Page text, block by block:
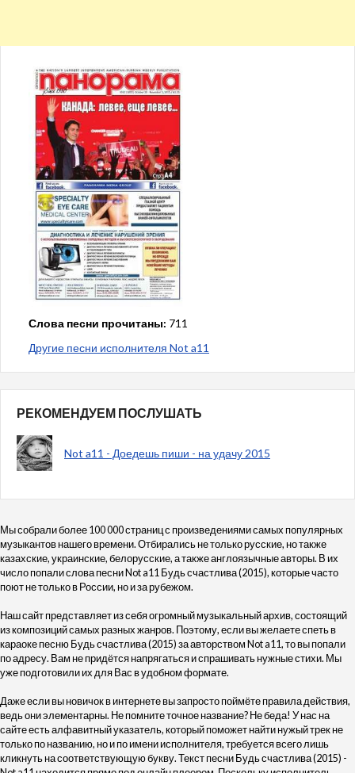
Слова песни прочитаны: 711
Другие песни исполнителя Not a11
РЕКОМЕНДУЕМ ПОСЛУШАТЬ
Not a11 - Доедешь пиши - на удачу 2015
Мы собрали более 100 000 страниц с произведениями самых популярных
музыкантов нашего времени. Отбирались не только русские, но также
казахские, украинские, белорусские, а также англоязычные авторы. В их
число попали слова песни Not a11 Будь счастлива (2015), которые часто
поют не только в России, но и за рубежом.
Наш сайт представляет из себя огромный музыкальный архив, состоящий
из композиций самых разных жанров. Поэтому, если вы желаете спеть в
караоке песню Будь счастлива (2015) за авторством Not a11, то вы попали
по адресу. Вам не придётся напрягаться и спрашивать нужные стихи. Мы
уже подготовили их для Вас в удобном формате.
Даже если вы новичок в интернете вы запросто поймёте правила действия,
ведь они элементарны. Не помните точное название? Не беда! У нас на
сайте есть алфавитный указатель, который поможет найти нужый трек не
только по названию, но и по имени исполнителя, требуется всего лишь
кликнуть на соответствующую букву. Текст песни Будь счастлива (2015) -